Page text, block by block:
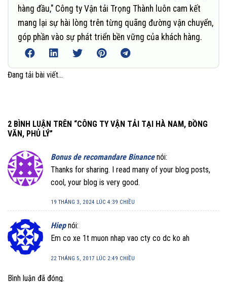
hàng đầu," Công ty Vận tải Trọng Thành luôn cam kết
mang lại sự hài lòng trên từng quãng đường vận chuyển,
góp phần vào sự phát triển bền vững của khách hàng.
Đang tải bài viết...
2 BÌNH LUẬN TRÊN “CÔNG TY VẬN TẢI TẠI HÀ NAM, ĐỒNG
VĂN, PHỦ LÝ”
Bonus de recomandare Binance nói:
Thanks for sharing. I read many of your blog posts,
cool, your blog is very good.
19 THÁNG 3, 2024 LÚC 4:39 CHIỀU
Hiep nói:
Em co xe 1t muon nhap vao cty co dc ko ah
22 THÁNG 5, 2017 LÚC 2:49 CHIỀU
Bình luận đã đóng.